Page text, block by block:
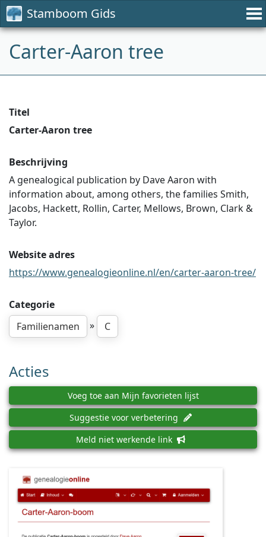
Stamboom Gids
Carter-Aaron tree
Titel
Carter-Aaron tree
Beschrijving
A genealogical publication by Dave Aaron with
information about, among others, the families Smith,
Jacobs, Hackett, Rollin, Carter, Mellows, Brown, Clark &
Taylor.
Website adres
https://www.genealogieonline.nl/en/carter-aaron-tree/
Categorie
Familienamen
» C
Acties
Voeg toe aan Mijn favorieten lijst
Suggestie voor verbetering
Meld niet werkende link